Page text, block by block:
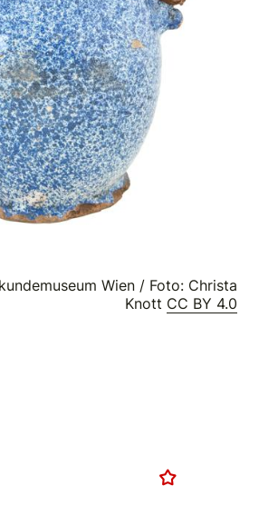
Wien / Foto: Christa
Knott CC BY 4.0